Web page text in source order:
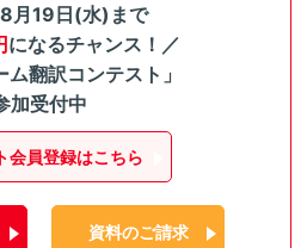
月19日(水)まで
になるチャンス！／
ム翻訳コンテスト」
加受付中
会員登録はこちら
資料のご請求